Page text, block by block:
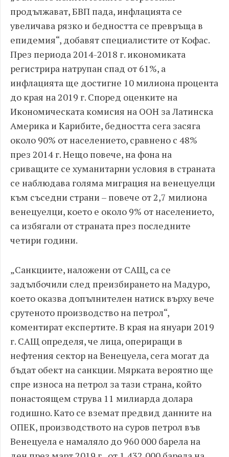
продължават, БВП пада, инфлацията се
увеличава рязко и бедността се превръща в
епидемия“, добавят специалистите от Кофас.
През периода 2014-2018 г. икономиката
регистрира натрупан спад от 61%, а
инфлацията ще достигне 10 милиона процента
до края на 2019 г. Според оценките на
Икономическата комисия на ООН за Латинска
Америка и Карибите, бедността сега засяга
около 90% от населението, сравнено с 48%
през 2014 г. Нещо повече, на фона на
сриващите се хуманитарни условия в страната
се наблюдава голяма миграция на венецуелци
към съседни страни – повече от 2,7 милиона
венецуелци, което е около 9% от населението,
са избягали от страната през последните
четири години.
„Санкциите, наложени от САЩ, са се
задълбочили след преизбирането на Мадуро,
което оказва допълнителен натиск върху вече
срутеното производство на петрол“,
коментират експертите. В края на януари 2019
г. САЩ определя, че лица, опериращи в
нефтения сектор на Венецуела, сега могат да
бъдат обект на санкции. Мярката вероятно ще
спре износа на петрол за тази страна, който
понастоящем струва 11 милиарда долара
годишно. Като се вземат предвид данните на
ОПЕК, производството на суров петрол във
Венецуела е намаляло до 960 000 барела на